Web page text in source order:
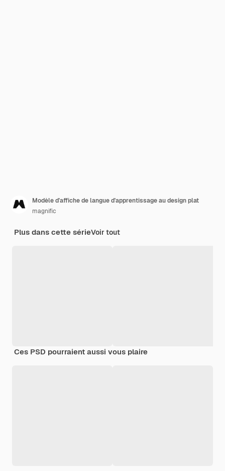
Modèle d'affiche de langue d'apprentissage au design plat
magnific
Plus dans cette sérieVoir tout
Ces PSD pourraient aussi vous plaire